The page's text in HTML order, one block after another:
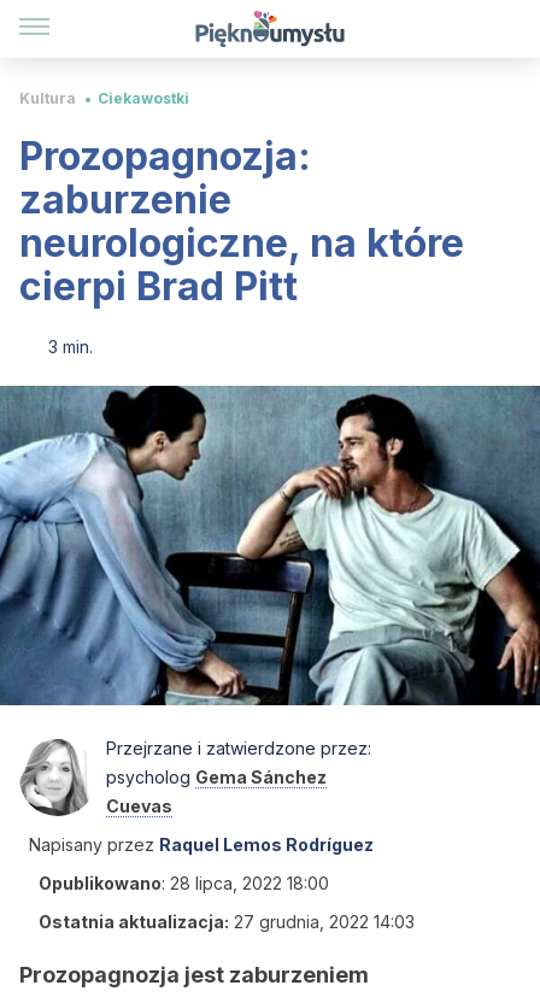
Kultura Ciekawostki
Prozopagnozja:
zaburzenie
neurologiczne, na które
cierpi Brad Pitt
3 min.
Przejrzane i zatwierdzone przez:
psycholog Gema Sánchez
Cuevas
Napisany przez Raquel Lemos Rodríguez
Opublikowano: 28 lipca, 2022 18:00
Ostatnia aktualizacja: 27 grudnia, 2022 14:03
Prozopagnozja jest zaburzeniem